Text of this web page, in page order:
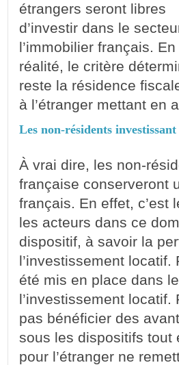
étrangers seront libres
d’investir dans le
l’immobilier français. En
réalité, le critère
reste la résidence
à l’étranger mettant en
Les non-résidents
À vrai dire, les non-
française conserveront
français. En effet, c’est
les acteurs dans ce
dispositif, à savoir la
l’investissement
été mis en place dans
l’investissement
pas bénéficier des
sous les dispositifs tout
pour l’étranger ne